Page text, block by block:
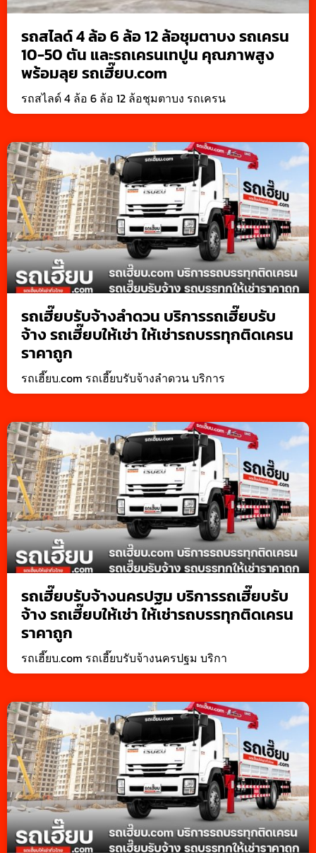
รถสไลด์ 4 ล้อ 6 ล้อ 12 ล้อชุมตาบง รถเครน
10-50 ตัน และรถเครนเทปูน คุณภาพสูง
พร้อมลุย รถเฮี๊ยบ.com
รถสไลด์ 4 ล้อ 6 ล้อ 12 ล้อชุมตาบง รถเครน
รถเฮี๊ยบรับจ้างลำดวน บริการรถเฮี๊ยบรับ
จ้าง รถเฮี๊ยบให้เช่า ให้เช่ารถบรรทุกติดเครน
ราคาถูก
รถเฮี๊ยบ.com รถเฮี๊ยบรับจ้างลำดวน บริการ
รถเฮี๊ยบรับจ้างนครปฐม บริการรถเฮี๊ยบรับ
จ้าง รถเฮี๊ยบให้เช่า ให้เช่ารถบรรทุกติดเครน
ราคาถูก
รถเฮี๊ยบ.com รถเฮี๊ยบรับจ้างนครปฐม บริกา